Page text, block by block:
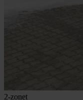
2-zonet